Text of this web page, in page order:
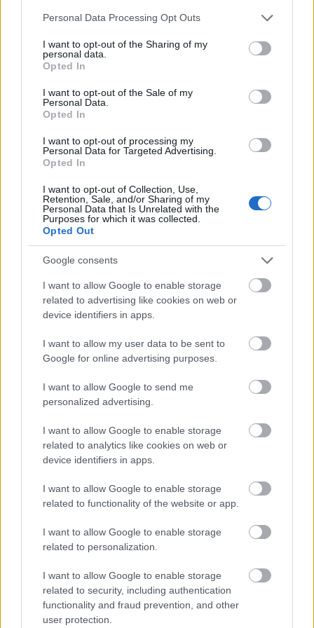
Please note that this website/app uses one or more Google
not limited to your visit or usage behaviour. You may click to
grant or deny consent to Google and its third-party tags to
use your data for below specified purposes in below Google
consent section.
Personal Data Processing Opt Outs
I want to opt-out of the Sharing of my
personal data.
Opted In
I want to opt-out of the Sale of my
Personal Data.
Opted In
I want to opt-out of processing my
Personal Data for Targeted Advertising.
Opted In
I want to opt-out of Collection, Use,
Retention, Sale, and/or Sharing of my
Personal Data that Is Unrelated with the
Purposes for which it was collected.
Opted Out
Google consents
I want to allow Google to enable storage
related to advertising like cookies on web or
device identifiers in apps.
I want to allow my user data to be sent to
Google for online advertising purposes.
I want to allow Google to send me
personalized advertising.
I want to allow Google to enable storage
related to analytics like cookies on web or
device identifiers in apps.
I want to allow Google to enable storage
related to functionality of the website or app.
I want to allow Google to enable storage
related to personalization.
I want to allow Google to enable storage
related to security, including authentication
functionality and fraud prevention, and other
user protection.
AJÁNLJUK MÉG
Nagy igazolás - Sokszoros bajnok érkezik a
Fehérvárhoz
Miért kulcsfontosságú a korszerű légtechnika az